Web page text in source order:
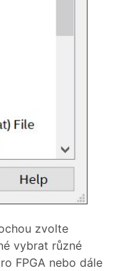
zvolte
vybrat různé
FPGA nebo dále